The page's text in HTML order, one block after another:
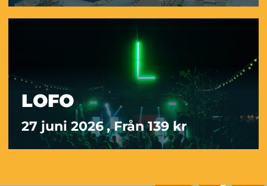
LOFO
27 juni 2026, Från 139 kr